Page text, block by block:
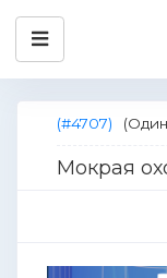
(#4707)
Мокрая